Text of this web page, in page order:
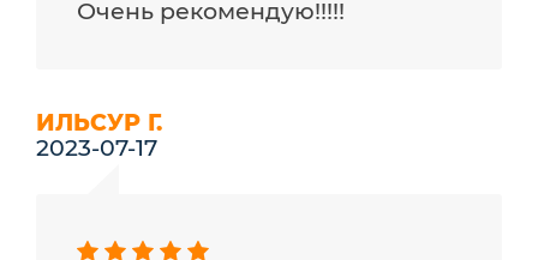
Очень рекомендую!!!!!
ИЛЬСУР Г.
2023-07-17